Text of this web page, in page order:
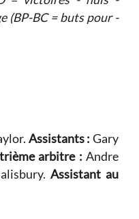
(BP-BC = buts pour -
Assistants :Gary
arbitre : Andre
Assistant au